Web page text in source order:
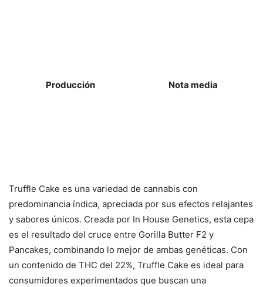
Producción Nota media
Truffle Cake es una variedad de cannabis con
predominancia índica, apreciada por sus efectos relajantes
y sabores únicos. Creada por In House Genetics, esta cepa
es el resultado del cruce entre Gorilla Butter F2 y
Pancakes, combinando lo mejor de ambas genéticas. Con
un contenido de THC del 22%, Truffle Cake es ideal para
consumidores experimentados que buscan una